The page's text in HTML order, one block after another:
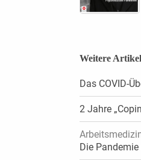
Weitere
Das COVID-
2 Jahre
Die